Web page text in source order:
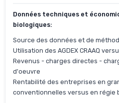
Données techniques et
biologiques:
Source des données et de
Utilisation des AGDEX CRAAQ
Revenus - charges directes -
d'oeuvre
Rentabilité des entreprises en
conventionnelles versus en régie